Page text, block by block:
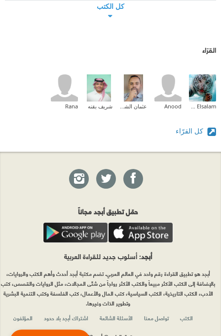
كل الكتب
القرّاء
Anood شريف بقنه Rana
كل القرّاء
حمّل تطبيق أبجد مجاناً
أبجد: أسلوب جديد للقراءة العربية
أبجد هو تطبيق القراءة رقم واحد في العالم العربي. تضم مكتبة أبجد أحدث وأهم الكتب والروايات،
بالإضافة إلى الكتب الأكثر مبيعاً والكتب الأكثر رواجاً من شتّى المجالات، مثل الروايات والقصص، كتب
الأدب، الكتب التاريخية، الكتب السياسية، كتب المال والأعمال، كتب الفلسفة وكتب التنمية البشرية
وتطوير الذات وغيرها.
الكتب
تواصل معنا الأسئلة الشائعة اشتراك أبجد بلا حدود
المؤلفون